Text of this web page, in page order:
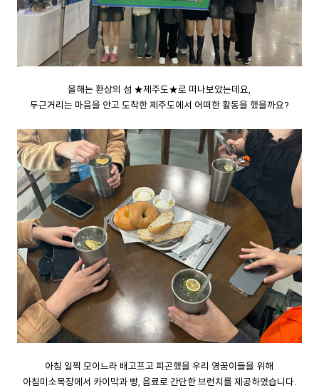
올해는 환상의 섬 ★제주도★로 떠나보았는데요,
두근거리는 마음을 안고 도착한 제주도에서 어떠한 활동을 했을까요?
아침 일찍 모이느라 배고프고 피곤했을 우리 영꿈이들을 위해
아침미소목장에서 카이막과 빵, 음료로 간단한 브런치를 제공하였습니다.